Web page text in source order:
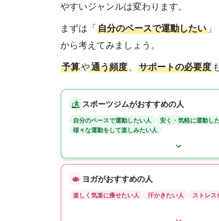
やすいジャンルは変わります。
まずは「自分のペースで運動したい
から考えてみましょう。
予算や通う頻度 、 サポートの必要度
スポーツジムがおすすめの人
自分のペースで運動したい人
安く・気軽に運動し
様々な運動をして楽しみたい人
ヨガがおすすめの人
楽しく気楽に痩せたい人 汗かきたい人 ストレス